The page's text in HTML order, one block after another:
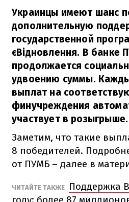
Украинцы имеют шанс
дополнительную
государственной
єВідновлення. В банке
продолжается
удвоению суммы.
выплат на
финучреждения
участвует в розыгрыше.
Заметим, что такие
8 победителей.
от ПУМБ – далее в
ЧИТАЙТЕ ТАКЖЕ
Поддержка
году: более 87